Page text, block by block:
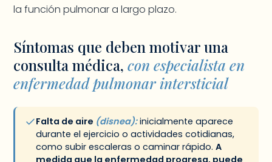
la función pulmonar a largo plazo.
Síntomas que deben motivar una
consulta médica,con especialista en
enfermedad pulmonar intersticial
Falta de aire (disnea):inicialmente aparece
durante el ejercicio o actividades cotidianas,
como subir escaleras o caminar rápido.A
medida que la enfermedad progresa, puede